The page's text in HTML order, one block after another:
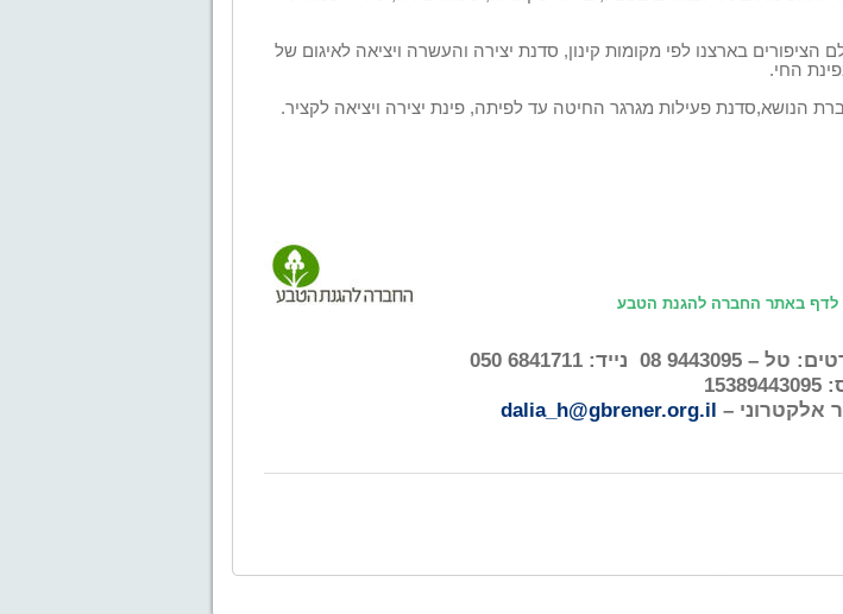
הציפורים בארצנו לפי מקומות קינון, סדנת יצירה והעשרה ויציאה לאיגום של
החי.
הנושא,סדנת פעילות מגרגר החיטה עד לפיתה, פינת יצירה ויציאה לקציר.
לדף באתר החברה להגנת הטבע
טל – 9443095 08
נייד: 6841711 050
אלקטרוני – dalia_h@gbrener.org.il